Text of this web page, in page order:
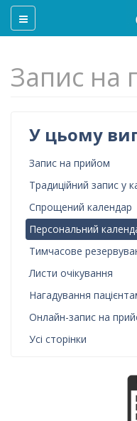
Запис на
У цьому
Запис на прийом
Традиційний запис у
Спрощений календар
Персональний
Тимчасове
Листи очікування
Нагадування
Онлайн-запис на
Усі сторінки